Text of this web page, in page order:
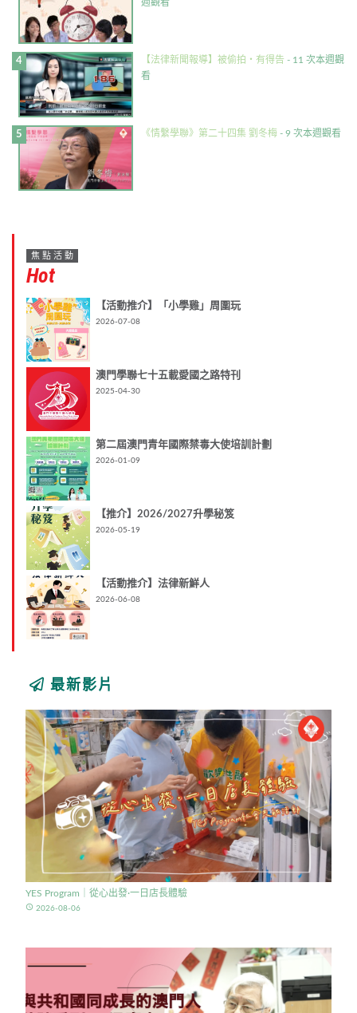
週觀看
【法律新聞報導】被偷拍・有得告 - 11 次本週觀
看
《情繫學聯》第二十四集 劉冬梅 - 9 次本週觀看
焦點活動
Hot
【活動推介】「小學雞」周圍玩
2026-07-08
澳門學聯七十五載愛國之路特刊
2025-04-30
第二屆澳門青年國際禁毒大使培訓計劃
2026-01-09
【推介】2026/2027升學秘笈
2026-05-19
【活動推介】法律新鮮人
2026-06-08
最新影片
YES Program｜從心出發·一日店長體驗
access_time 2026-08-06